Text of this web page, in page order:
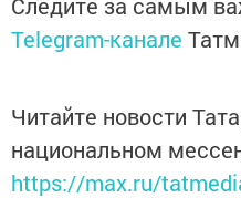
Telegram-канале
Читайте новости
национальном
https://max.ru/